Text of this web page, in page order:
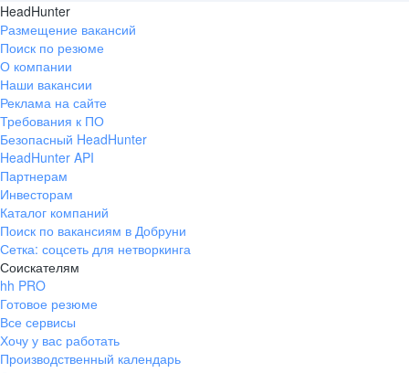
HeadHunter
Размещение вакансий
Поиск по резюме
О компании
Наши вакансии
Реклама на сайте
Требования к ПО
Безопасный HeadHunter
HeadHunter API
Партнерам
Инвесторам
Каталог компаний
Поиск по вакансиям в Добруни
Сетка: соцсеть для нетворкинга
Соискателям
hh PRO
Готовое резюме
Все сервисы
Хочу у вас работать
Производственный календарь